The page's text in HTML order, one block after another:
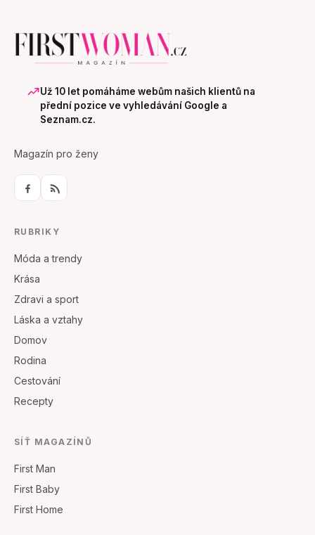
Už 10 let pomáháme webům našich klientů na
přední pozice ve vyhledávání Google a
Seznam.cz.
Magazín pro ženy
RUBRIKY
Móda a trendy
Krása
Zdravi a sport
Láska a vztahy
Domov
Rodina
Cestování
Recepty
SÍŤ MAGAZÍNŮ
First Man
First Baby
First Home